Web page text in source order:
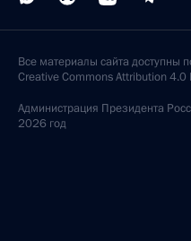
Все материалы сайта доступны
Creative Commons Attribution 4.0
Администрация Президента
2026 год